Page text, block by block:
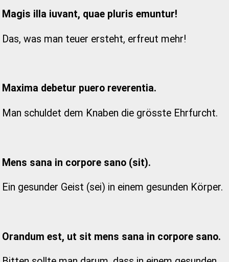
Magis illa iuvant, quae pluris emuntur!
Das, was man teuer ersteht, erfreut mehr!
Maxima debetur puero reverentia.
Man schuldet dem Knaben die grösste Ehrfurcht.
Mens sana in corpore sano (sit).
Ein gesunder Geist (sei) in einem gesunden Körper.
Orandum est, ut sit mens sana in corpore sano.